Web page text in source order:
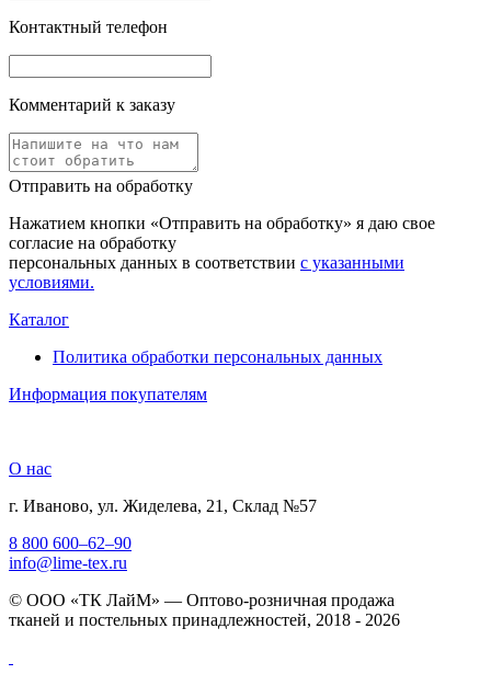
Контактный телефон
Комментарий к заказу
Отправить на обработку
Нажатием кнопки «Отправить на обработку» я даю свое
согласие на обработку
персональных данных в соответствии с указанными
условиями.
Каталог
Политика обработки персональных данных
Информация покупателям
О нас
г. Иваново, ул. Жиделева, 21, Склад №57
8 800 600–62–90
info@lime-tex.ru
© ООО «ТК ЛайМ» — Оптово-розничная продажа
тканей и постельных принадлежностей, 2018 - 2026